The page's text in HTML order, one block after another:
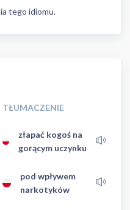
tego idiomu.
TŁUMACZENIE
złapać kogoś na
gorącym uczynku
pod wpływem
narkotyków